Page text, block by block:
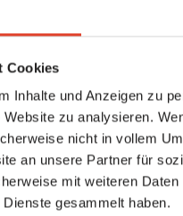
Cookies
Inhalte und Anzeigen zu
zu analysieren.
nicht in vollem
an unsere Partner für
mit weiteren
gesammelt haben.
Senden